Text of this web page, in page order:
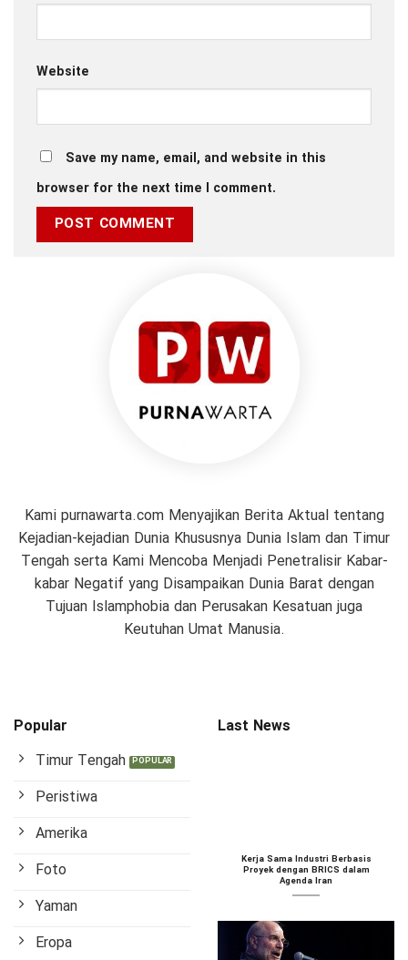
Website
Save my name, email, and website in this
browser for the next time I comment.
Kami purnawarta.com Menyajikan Berita Aktual tentang
Kejadian-kejadian Dunia Khususnya Dunia Islam dan Timur
Tengah serta Kami Mencoba Menjadi Penetralisir Kabar-
kabar Negatif yang Disampaikan Dunia Barat dengan
Tujuan Islamphobia dan Perusakan Kesatuan juga
Keutuhan Umat Manusia.
Popular
Timur Tengah
Peristiwa
Amerika
Foto
Yaman
Eropa
Last News
Kerja Sama Industri Berbasis
Proyek dengan BRICS dalam
Agenda Iran